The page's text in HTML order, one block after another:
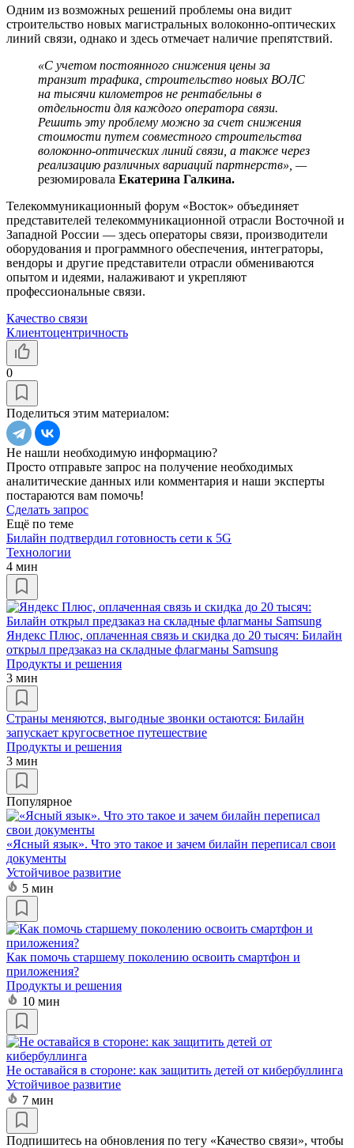
Одним из возможных решений проблемы она видит
строительство новых магистральных волоконно-оптических
линий связи, однако и здесь отмечает наличие препятствий.
«С учетом постоянного снижения цены за
транзит трафика, строительство новых ВОЛС
на тысячи километров не рентабельны в
отдельности для каждого оператора связи.
Решить эту проблему можно за счет снижения
стоимости путем совместного строительства
волоконно-оптических линий связи, а также через
реализацию различных вариаций партнерств», —
резюмировала Екатерина Галкина.
Телекоммуникационный форум «Восток» объединяет
представителей телекоммуникационной отрасли Восточной и
Западной России — здесь операторы связи, производители
оборудования и программного обеспечения, интеграторы,
вендоры и другие представители отрасли обмениваются
опытом и идеями, налаживают и укрепляют
профессиональные связи.
Качество связи
Клиентоцентричность
0
Поделиться этим материалом:
Не нашли необходимую информацию?
Просто отправьте запрос на получение необходимых
аналитические данных или комментария и наши эксперты
постараются вам помочь!
Сделать запрос
Ещё по теме
Билайн подтвердил готовность сети к 5G
Технологии
4 мин
Яндекс Плюс, оплаченная связь и скидка до 20 тысяч: Билайн
открыл предзаказ на складные флагманы Samsung
Продукты и решения
3 мин
Страны меняются, выгодные звонки остаются: Билайн
запускает кругосветное путешествие
Продукты и решения
3 мин
Популярное
«Ясный язык». Что это такое и зачем билайн переписал свои
документы
Устойчивое развитие
5 мин
Как помочь старшему поколению освоить смартфон и
приложения?
Продукты и решения
10 мин
Не оставайся в стороне: как защитить детей от кибербуллинга
Устойчивое развитие
7 мин
Подпишитесь на обновления по тегу «Качество связи», чтобы